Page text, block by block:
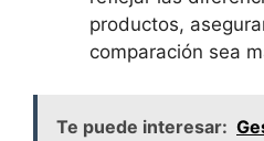
productos,
comparación sea
Te puede interesar: